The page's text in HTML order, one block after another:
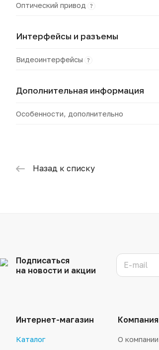
Оптический привод ?
Интерфейсы и разъемы
Видеоинтерфейсы ?
Дополнительная информация
Особенности, дополнительно
Назад к списку
Подписаться
на новости и акции
Интернет-магазин
Каталог
Компания
О компании